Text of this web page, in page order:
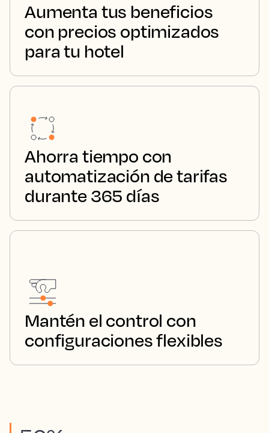
Aumenta tus beneficios
con precios optimizados
para tu hotel
Ahorra tiempo con
automatización de tarifas
durante 365 días
Mantén el control con
configuraciones flexibles